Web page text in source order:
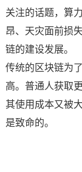
关注的话题，算
昂、天灾面前损
链的建设发展。
传统的区块链为
高。普通人获取
其使用成本又被
是致命的。